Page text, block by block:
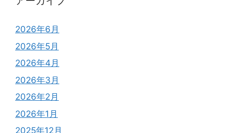
2026年6月
2026年5月
2026年4月
2026年3月
2026年2月
2026年1月
2025年12月